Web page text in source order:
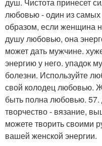
любовью - один из
образом, если женщина
душу любовью, она
может дать мужчине.
энергию у него. упадок
болезни. Используйте
свой колодец любовью.
быть полна любовью. 57.
творчество - вязание,
можете творить своими
вашей женской энергии.